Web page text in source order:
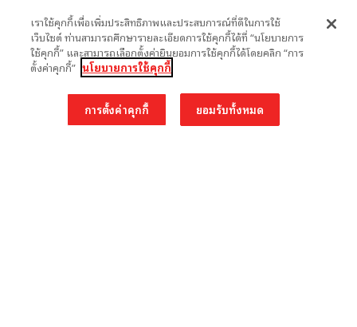
Library ยังได้มอบมุมมองและแนวคิดดีๆ ที่คุณครูสามารถนำไป
ถ่ายทอดสู่นักเรียนได้อย่างแน่นอน มะโหนก ศุภวิชช์ สงวนคัม
ธรณ์ นักออกแบบการเรียนรู้ (Learning Designer) ผู้เป็นหนึ่ง
ในผู้ร่วมก่อตั้งบริษัท BlackBox ซึ่งเป็นบริษัทที่เชี่ยวชาญด้าน
เราใช้คุกกี้เพื่อเพิ่มประสิทธิภาพและประสบการณ์ที่ดีในการใช้
เว็บไซต์ ท่านสามารถศึกษารายละเอียดการใช้คุกกี้ได้ที่ “นโยบายการ
ใช้คุกกี้” และสามารถเลือกตั้งค่ายินยอมการใช้คุกกี้ได้โดยคลิก “การ
ตั้งค่าคุกกี้” นโยบายการใช้คุกกี้
การตั้งค่าคุกกี้ ยอมรับทั้งหมด